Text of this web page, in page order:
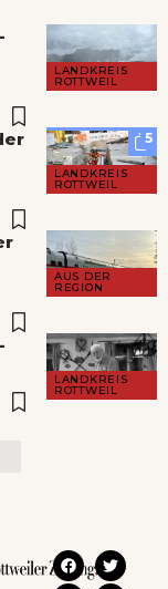
LANDKREIS
ROTTWEIL
5
LANDKREIS
ROTTWEIL
AUS DER
REGION
LANDKREIS
ROTTWEIL